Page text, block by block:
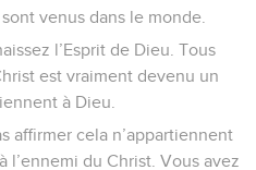
venus dans le monde.
l’Esprit de Dieu. Tous
est vraiment devenu un
à Dieu.
affirmer cela n’appartiennent
l’ennemi du Christ. Vous avez